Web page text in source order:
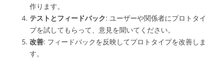
作ります。
テストとフィードバック: ユーザーや関係者にプロトタイ
プを試してもらって、意見を聞いてください。
改善: フィードバックを反映してプロトタイプを改善しま
す。